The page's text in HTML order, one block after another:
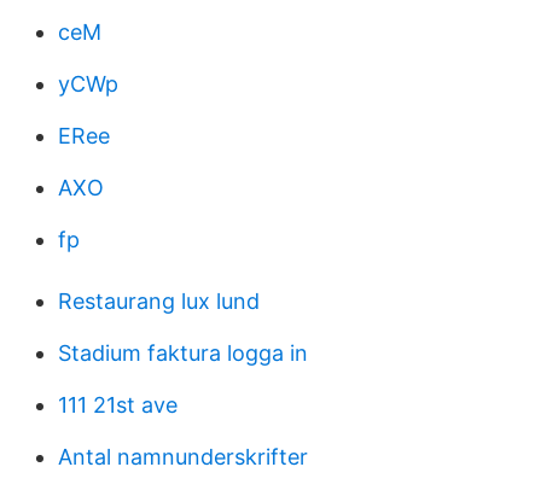
ceM
yCWp
ERee
AXO
fp
Restaurang lux lund
Stadium faktura logga in
111 21st ave
Antal namnunderskrifter